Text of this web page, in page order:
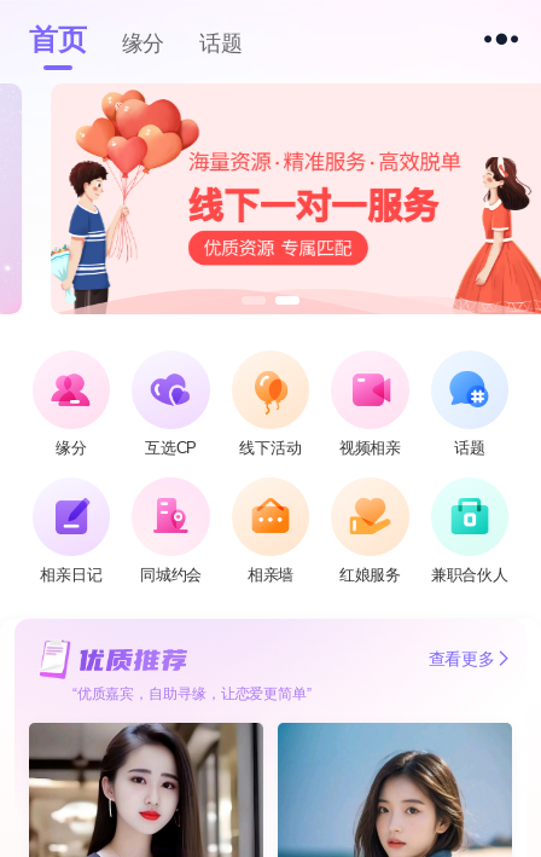
首页 缘分 话题
缘分 互选CP 线下活动 视频相亲 话题
相亲日记 同城约会 相亲墙 红娘服务 兼职合伙人
查看更多
“优质嘉宾，自助寻缘，让恋爱更简单”